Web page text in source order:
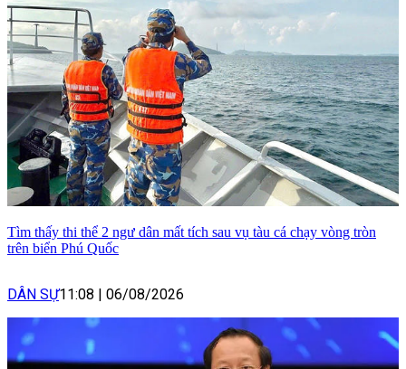
Tìm thấy thi thể 2 ngư dân mất tích sau vụ tàu cá chạy vòng tròn
trên biển Phú Quốc
DÂN SỰ11:08 06/08/2026